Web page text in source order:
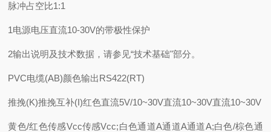
脉冲占空比1:1
1电源电压直流10-30V的带极性保护
2输出说明及技术数据，请参见“技术基础"部分。
PVC电缆(AB)颜色输出RS422(RT)
推挽(K)推挽互补(I)红色直流5V/10~30V直流10~30V直流10~30V
黄色/红色传感Vcc传感Vcc;白色通道A通道A通道A;白色/棕色通